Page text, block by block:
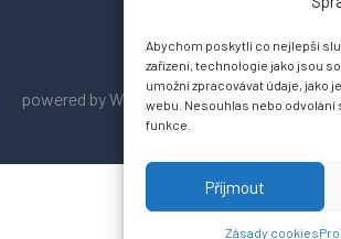
Abychom poskytli co nejlepší
zařízení, technologie jako jsou
umožní zpracovávat údaje, jako
webu. Nesouhlas nebo
funkce.
Příjmout
Zásady cookies
powered byWordPress